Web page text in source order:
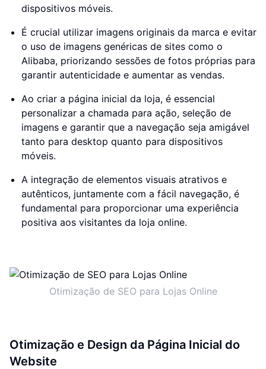
dispositivos móveis.
É crucial utilizar imagens originais da marca e evitar
o uso de imagens genéricas de sites como o
Alibaba, priorizando sessões de fotos próprias para
garantir autenticidade e aumentar as vendas.
Ao criar a página inicial da loja, é essencial
personalizar a chamada para ação, seleção de
imagens e garantir que a navegação seja amigável
tanto para desktop quanto para dispositivos
móveis.
A integração de elementos visuais atrativos e
autênticos, juntamente com a fácil navegação, é
fundamental para proporcionar uma experiência
positiva aos visitantes da loja online.
Otimização de SEO para Lojas Online
Otimização e Design da Página Inicial do
Website